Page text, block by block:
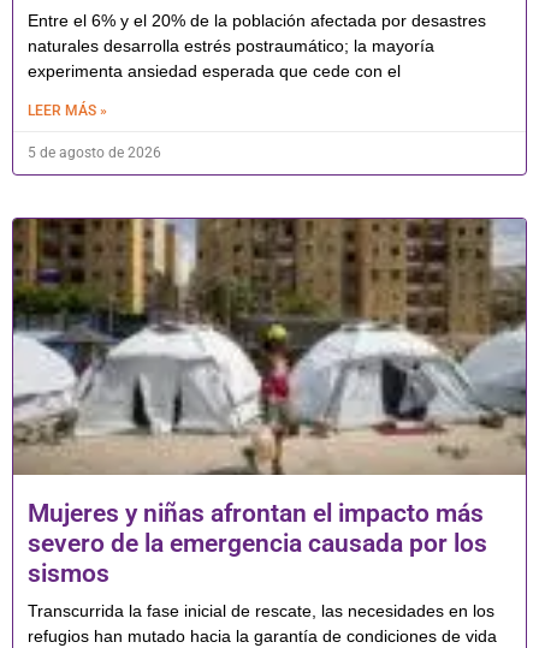
Entre el 6% y el 20% de la población afectada por desastres
naturales desarrolla estrés postraumático; la mayoría
experimenta ansiedad esperada que cede con el
LEER MÁS »
5 de agosto de 2026
Mujeres y niñas afrontan el impacto más
severo de la emergencia causada por los
sismos
Transcurrida la fase inicial de rescate, las necesidades en los
refugios han mutado hacia la garantía de condiciones de vida